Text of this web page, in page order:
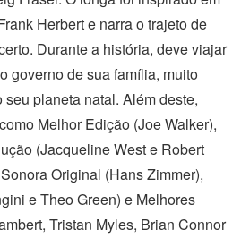
Herbert e narra o trajeto de
Durante a história, deve viajar
governo de sua família, muito
planeta natal. Além deste,
Melhor Edição (Joe Walker),
(Jacqueline West e Robert
Original (Hans Zimmer),
e Theo Green) e Melhores
Tristan Myles, Brian Connor